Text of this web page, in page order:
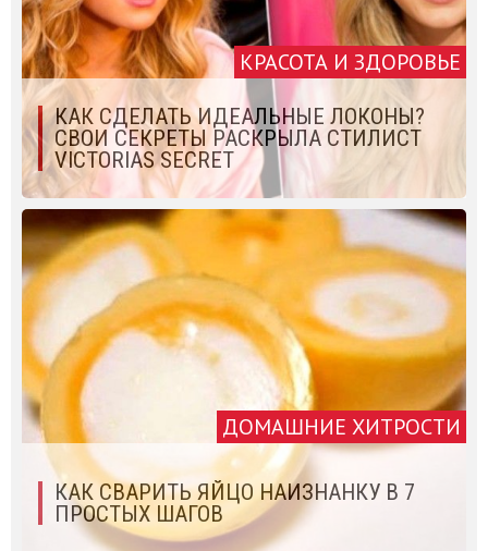
КРАСОТА И ЗДОРОВЬЕ
КАК СДЕЛАТЬ ИДЕАЛЬНЫЕ ЛОКОНЫ?
СВОИ СЕКРЕТЫ РАСКРЫЛА СТИЛИСТ
VICTORIAS SECRET
ДОМАШНИЕ ХИТРОСТИ
КАК СВАРИТЬ ЯЙЦО НАИЗНАНКУ В 7
ПРОСТЫХ ШАГОВ